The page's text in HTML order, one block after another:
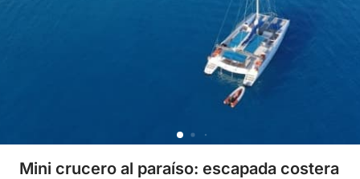
Mini crucero al paraíso: escapada costera